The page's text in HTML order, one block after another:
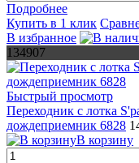
Подробнее
Купить в 1 клик
В избранное
134907
Быстрый просмотр
Переходник с лотка
дождеприемник 6828
В корзину